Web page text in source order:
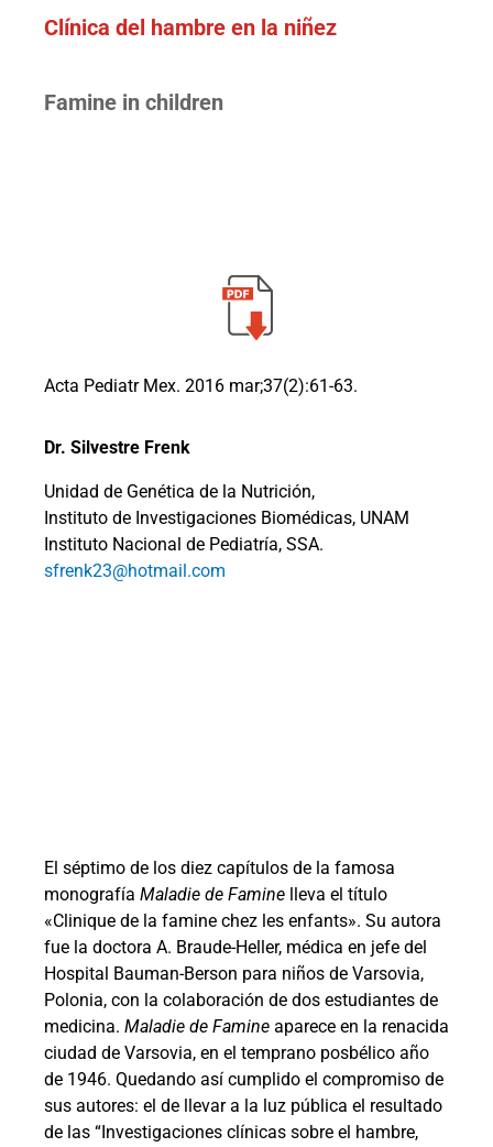
Clínica del hambre en la niñez
Famine in children
Acta Pediatr Mex. 2016 mar;37(2):61-63.
Dr. Silvestre Frenk
Unidad de Genética de la Nutrición,
Instituto de Investigaciones Biomédicas, UNAM
Instituto Nacional de Pediatría, SSA.
sfrenk23@hotmail.com
El séptimo de los diez capítulos de la famosa
monografía Maladie de Famine lleva el título
«Clinique de la famine chez les enfants». Su autora
fue la doctora A. Braude-Heller, médica en jefe del
Hospital Bauman-Berson para niños de Varsovia,
Polonia, con la colaboración de dos estudiantes de
medicina. Maladie de Famine aparece en la renacida
ciudad de Varsovia, en el temprano posbélico año
de 1946. Quedando así cumplido el compromiso de
sus autores: el de llevar a la luz pública el resultado
de las “Investigaciones clínicas sobre el hambre,